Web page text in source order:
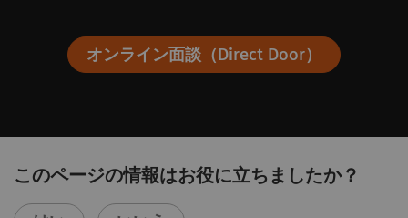
オンライン面談（Direct Door）
このページの情報はお役に立ちましたか？